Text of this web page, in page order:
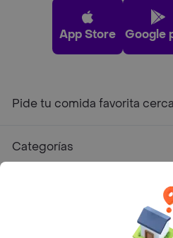
App Store Google
Pide tu comida favorita
Categorías